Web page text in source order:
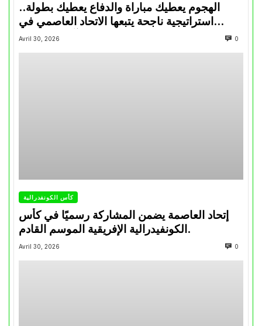
الهجوم يعطيك مباراة والدفاع يعطيك بطولة..
استراتيجية ناجحة يتبعها الاتحاد العاصمي في
تتويجاته آخر السنوات
Avril 30, 2026 0
كأس الكونفدرالية
إتحاد العاصمة يضمن المشاركة رسميًا في كأس
الكونفيدرالية الإفريقية الموسم القادم.
Avril 30, 2026 0